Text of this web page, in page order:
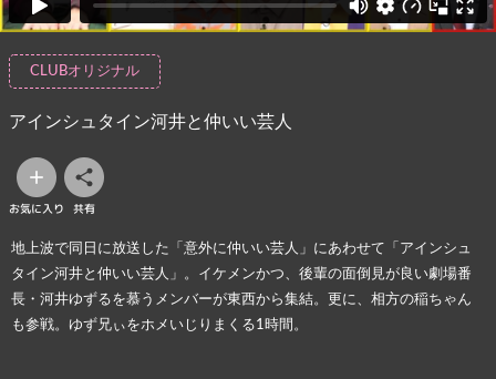
CLUBオリジナル
アインシュタイン河井と仲いい芸人
お気に入り 共有
地上波で同日に放送した「意外に仲いい芸人」にあわせて「アインシュ
タイン河井と仲いい芸人」。イケメンかつ、後輩の面倒見が良い劇場番
長・河井ゆずるを慕うメンバーが東西から集結。更に、相方の稲ちゃん
も参戦。ゆず兄ぃをホメいじりまくる1時間。